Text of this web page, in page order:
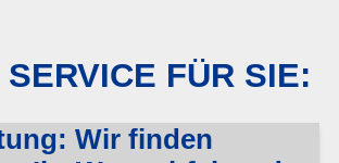
FÜR SIE:
Wir finden